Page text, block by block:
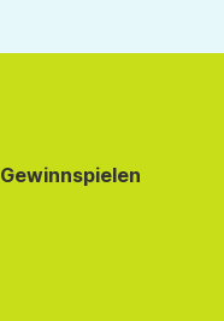
Gewinnspielen